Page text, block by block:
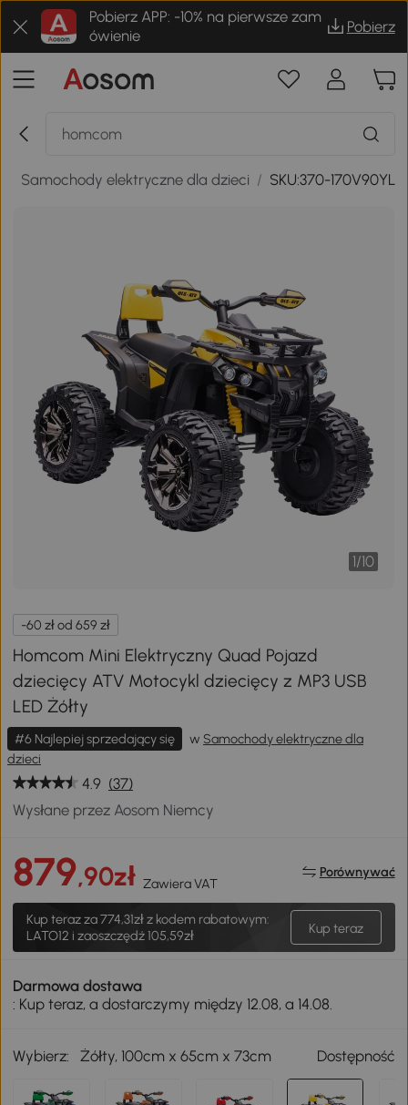
Pobierz APP: -10% na pierwsze zam
ówienie
Pobierz
Samochody elektryczne dla dzieci / SKU:370-170V90YL
1/10
-60 zł od 659 zł
Homcom Mini Elektryczny Quad Pojazd
dziecięcy ATV Motocykl dziecięcy z MP3 USB
LED Żółty
#6 Najlepiej sprzedający się w Samochody elektryczne dla
dzieci
4.9 (37)
Wysłane przez Aosom Niemcy
879,90zł Zawiera VAT
Porównywać
Kup teraz za774,31złz kodem rabatowym:
LATO12 i zaoszczędź 105,59zł
Kup teraz
Darmowa dostawa
: Kup teraz, a dostarczymy między 12.08, a 14.08.
Wybierz: Żółty, 100cm x 65cm x 73cm Dostępność